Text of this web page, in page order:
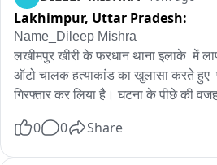
Lakhimpur, Uttar Pradesh:
Name_Dileep Mishra
लखीमपुर खीरी के फरधान थाना इलाके  में
ऑटो चालक हत्याकांड का खुलासा करते हुए
गिरफ्तार कर लिया है। घटना के पीछे की
के लिए पुलिस द्वारा की जा रही लापरवाही
0 0 Share